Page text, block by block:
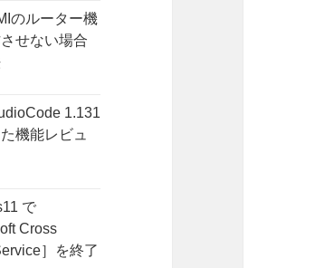
のルーター機
せない場合
1.131
機能レビュ
で
Cross
］を終了